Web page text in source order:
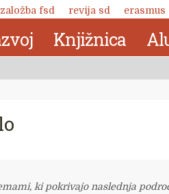
založba fsd revija sd erasmus
Knjižnica
ki pokrivajo naslednja